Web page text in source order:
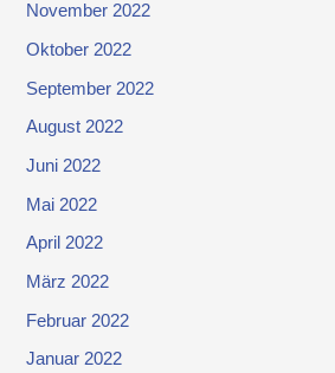
November 2022
Oktober 2022
September 2022
August 2022
Juni 2022
Mai 2022
April 2022
März 2022
Februar 2022
Januar 2022